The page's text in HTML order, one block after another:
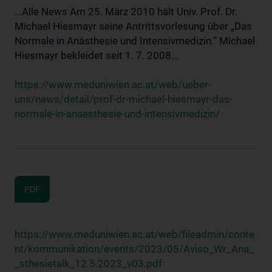
...Alle News Am 25. März 2010 hält Univ. Prof. Dr.
Michael Hiesmayr seine Antrittsvorlesung über „Das
Normale in Anästhesie und Intensivmedizin.“ Michael
Hiesmayr bekleidet seit 1. 7. 2008...
https://www.meduniwien.ac.at/web/ueber-
uns/news/detail/prof-dr-michael-hiesmayr-das-
normale-in-anaesthesie-und-intensivmedizin/
PDF
https://www.meduniwien.ac.at/web/fileadmin/conte
nt/kommunikation/events/2023/05/Aviso_Wr_Ana_
_sthesietalk_12.5.2023_v03.pdf